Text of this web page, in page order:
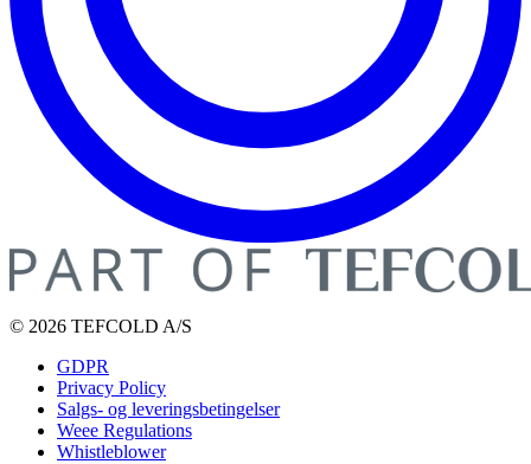
© 2026 TEFCOLD A/S
GDPR
Privacy Policy
Salgs- og leveringsbetingelser
Weee Regulations
Whistleblower